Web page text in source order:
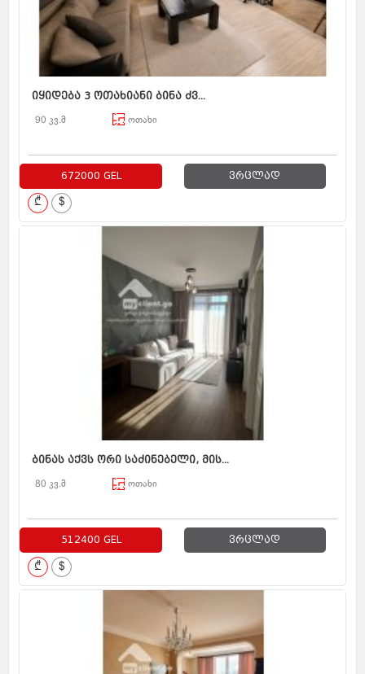
იყიდება 3 ოთახიანი ბინა ძვ...
90 კვ.მ ოთახი
672000 GEL ვრცლად
₾ $
ბინას აქვს ორი საძინებელი, მის...
80 კვ.მ ოთახი
512400 GEL ვრცლად
₾ $